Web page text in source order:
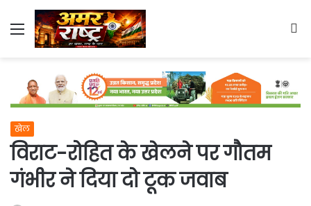
Menu
खेल
विराट-रोहित के खेलने पर गौतम
गंभीर ने दिया दो टूक जवाब